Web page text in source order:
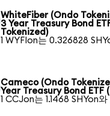
WhiteFiber (Ondo
3 Year Treasury Bond
Tokenized)
1 WYFIon는 0.326828
Cameco (Ondo
Year Treasury Bond ETF
1 CCJon는 1.1468 SHYon와